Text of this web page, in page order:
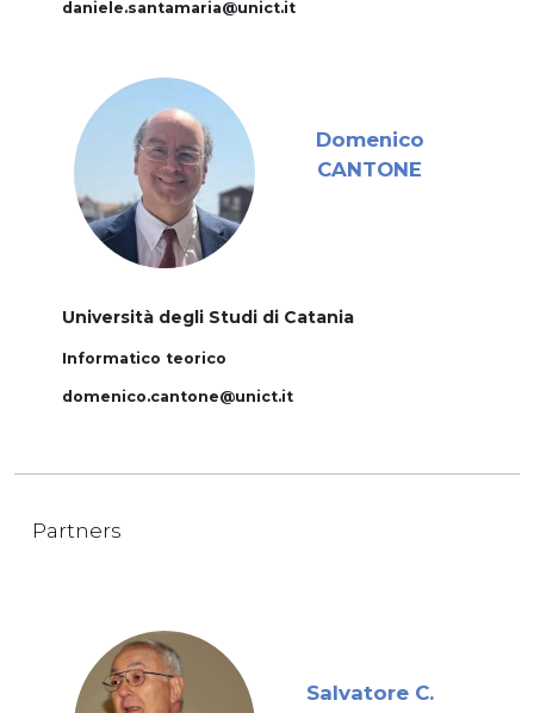
daniele.santamaria@unict.it
Domenico
CANTONE
Università degli Studi di Catania
Informatico teorico
domenico.cantone@unict.it
Partners
Salvatore C.